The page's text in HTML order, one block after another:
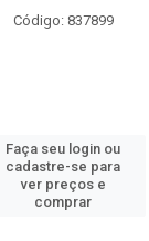
Código: 837899
Faça seu login ou
cadastre-se para
ver preços e
comprar